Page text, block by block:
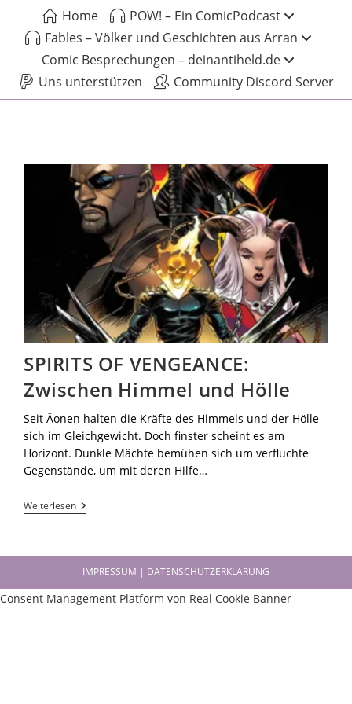
Home
POW! – Ein ComicPodcast
Fables – Völker und Geschichten aus Arran
Comic Besprechungen – deinantiheld.de
Uns unterstützen
Community Discord Server
SPIRITS OF VENGEANCE:
Zwischen Himmel und Hölle
Seit Äonen halten die Kräfte des Himmels und der Hölle
sich im Gleichgewicht. Doch finster scheint es am
Horizont. Dunkle Mächte bemühen sich um verfluchte
Gegenstände, um mit deren Hilfe…
Weiterlesen
IMPRESSUM | DATENSCHUTZERKLÄRUNG
Consent Management Platform von Real Cookie Banner